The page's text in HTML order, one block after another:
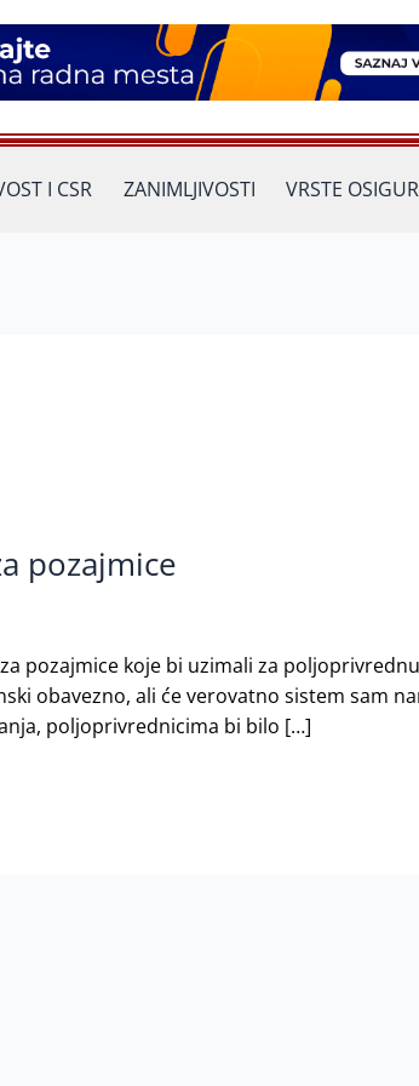
I CSR ZANIMLJIVOSTI VRSTE
pozajmice
pozajmice koje bi uzimali za poljoprivrednu
obavezno, ali će verovatno sistem sam
poljoprivrednicima bi bilo […]